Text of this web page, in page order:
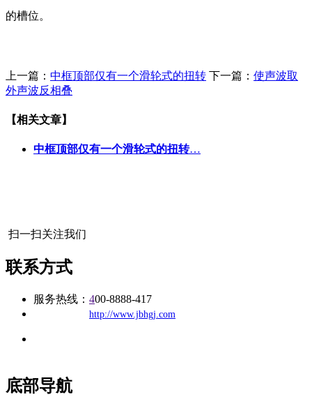
的槽位。
上一篇： 中框顶部仅有一个滑轮式的扭转 下一篇： 使声波取
外声波反相叠
【相关文章】
中框顶部仅有一个滑轮式的扭转…
扫一扫关注我们
联系方式
服务热线： 400-8888-417
http://www.jbhgj.com
底部导航